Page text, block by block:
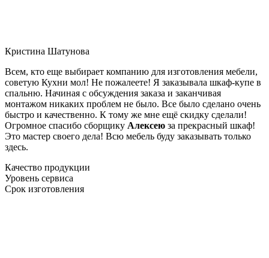
Кристина Шатунова
Всем, кто еще выбирает компанию для изготовления мебели,
советую Кухни мол! Не пожалеете! Я заказывала шкаф-купе в
спальню. Начиная с обсуждения заказа и заканчивая
монтажом никаких проблем не было. Все было сделано очень
быстро и качественно. К тому же мне ещё скидку сделали!
Огромное спасибо сборщику Алексею за прекрасный шкаф!
Это мастер своего дела! Всю мебель буду заказывать только
здесь.
Качество продукции
Уровень сервиса
Срок изготовления